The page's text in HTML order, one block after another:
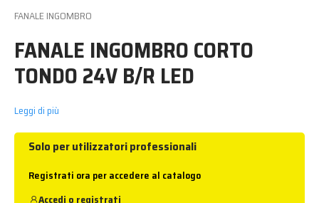
FANALE INGOMBRO
FANALE INGOMBRO CORTO
TONDO 24V B/R LED
Leggi di più
Solo per utilizzatori professionali
Registrati ora per accedere al catalogo
Accedi o registrati